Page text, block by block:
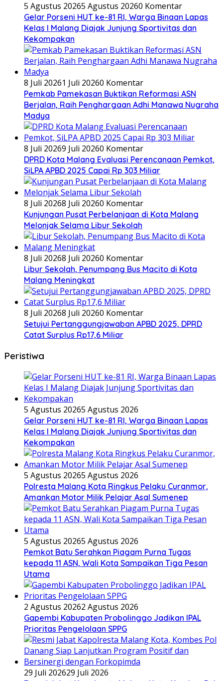
5 Agustus 20265 Agustus 20260 Komentar
Gelar Porseni HUT ke-81 RI, Warga Binaan Lapas
Kelas I Malang Diajak Junjung Sportivitas dan
Kekompakan
8 Juli 20261 Juli 20260 Komentar
Pemkab Pamekasan Buktikan Reformasi ASN
Berjalan, Raih Penghargaan Adhi Manawa Nugraha
Madya
8 Juli 20269 Juli 20260 Komentar
DPRD Kota Malang Evaluasi Perencanaan Pemkot,
SiLPA APBD 2025 Capai Rp 303 Miliar
8 Juli 20268 Juli 20260 Komentar
Kunjungan Pusat Perbelanjaan di Kota Malang
Melonjak Selama Libur Sekolah
8 Juli 20268 Juli 20260 Komentar
Libur Sekolah, Penumpang Bus Macito di Kota
Malang Meningkat
8 Juli 20268 Juli 20260 Komentar
Setujui Pertanggungjawaban APBD 2025, DPRD
Catat Surplus Rp17,6 Miliar
Peristiwa
5 Agustus 20265 Agustus 2026
Gelar Porseni HUT ke-81 RI, Warga Binaan Lapas
Kelas I Malang Diajak Junjung Sportivitas dan
Kekompakan
5 Agustus 20265 Agustus 2026
Polresta Malang Kota Ringkus Pelaku Curanmor,
Amankan Motor Milik Pelajar Asal Sumenep
5 Agustus 20265 Agustus 2026
Pemkot Batu Serahkan Piagam Purna Tugas
kepada 11 ASN, Wali Kota Sampaikan Tiga Pesan
Utama
2 Agustus 20262 Agustus 2026
Gapembi Kabupaten Probolinggo Jadikan IPAL
Prioritas Pengelolaan SPPG
29 Juli 202629 Juli 2026